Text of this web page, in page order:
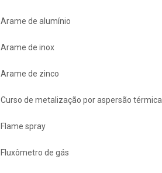
Arame de alumínio
Arame de inox
Arame de zinco
Curso de metalização por aspersão térmica
Flame spray
Fluxômetro de gás